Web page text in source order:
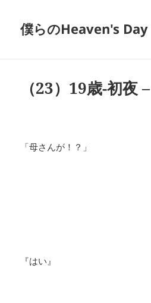
僕らのHeaven's Day
（23）19歳-初夜 –
「母さんが！？」
『はい』